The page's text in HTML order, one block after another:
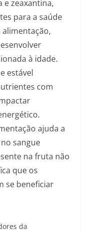
e zeaxantina,
para a saúde
à idade.
estável
com
ajuda a
sangue
na fruta não
que os
se beneficiar
da